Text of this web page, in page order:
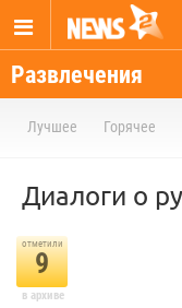
Развлечения
Лучшее Горячее
Диалоги о
отметили
9
в архиве